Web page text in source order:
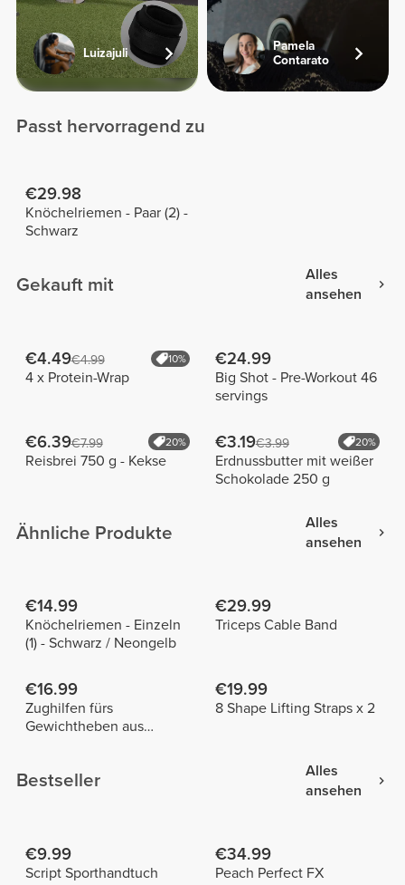
Luizajuli
Pamela
Contarato
Passt hervorragend zu
€29.98
Knöchelriemen - Paar (2) -
Schwarz
Gekauft mit
Alles
ansehen
€4.49€4.99 10%
4 x Protein-Wrap
€24.99
Big Shot - Pre-Workout 46
servings
€6.39€7.99 20%
Reisbrei 750 g - Kekse
€3.19€3.99 20%
Erdnussbutter mit weißer
Schokolade 250 g
Ähnliche Produkte
Alles
ansehen
€14.99
Knöchelriemen - Einzeln
(1) - Schwarz / Neongelb
€29.99
Triceps Cable Band
€16.99
Zughilfen fürs
Gewichtheben aus
€19.99
8 Shape Lifting Straps x 2
Bestseller
Alles
ansehen
€9.99
Script Sporthandtuch
€34.99
Peach Perfect FX